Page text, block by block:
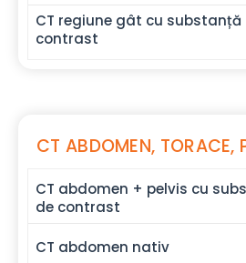
CT regiune gât cu substanță
contrast
CT ABDOMEN, TORACE,
CT abdomen + pelvis cu
de contrast
CT abdomen nativ